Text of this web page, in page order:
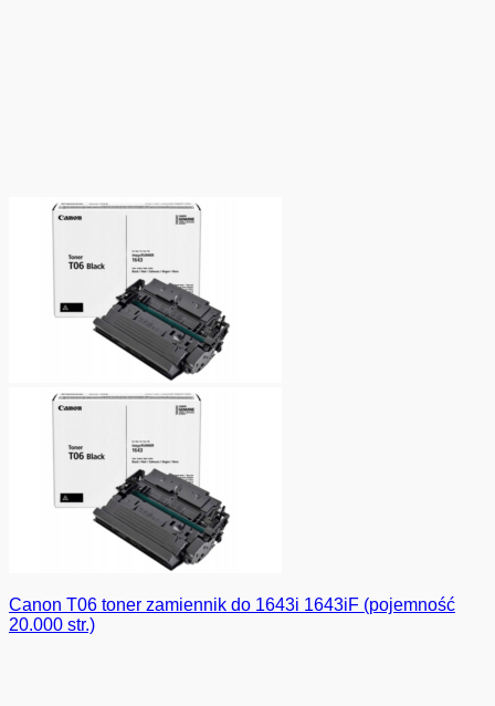
Canon T06 toner zamiennik do 1643i 1643iF (pojemność
20.000 str.)